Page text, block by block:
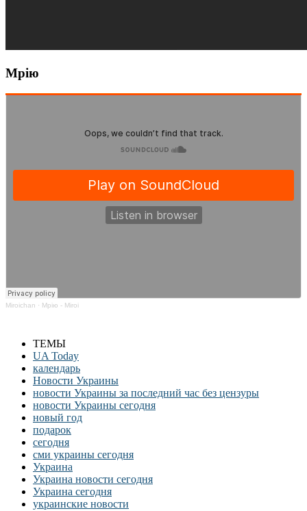
Мрію
Miroichan · Мрію - Miroi
ТЕМЫ
UA Today
календарь
Новости Украины
новости Украины за последний час без цензуры
новости Украины сегодня
новый год
подарок
сегодня
сми украины сегодня
Украина
Украина новости сегодня
Украина сегодня
украинские новости